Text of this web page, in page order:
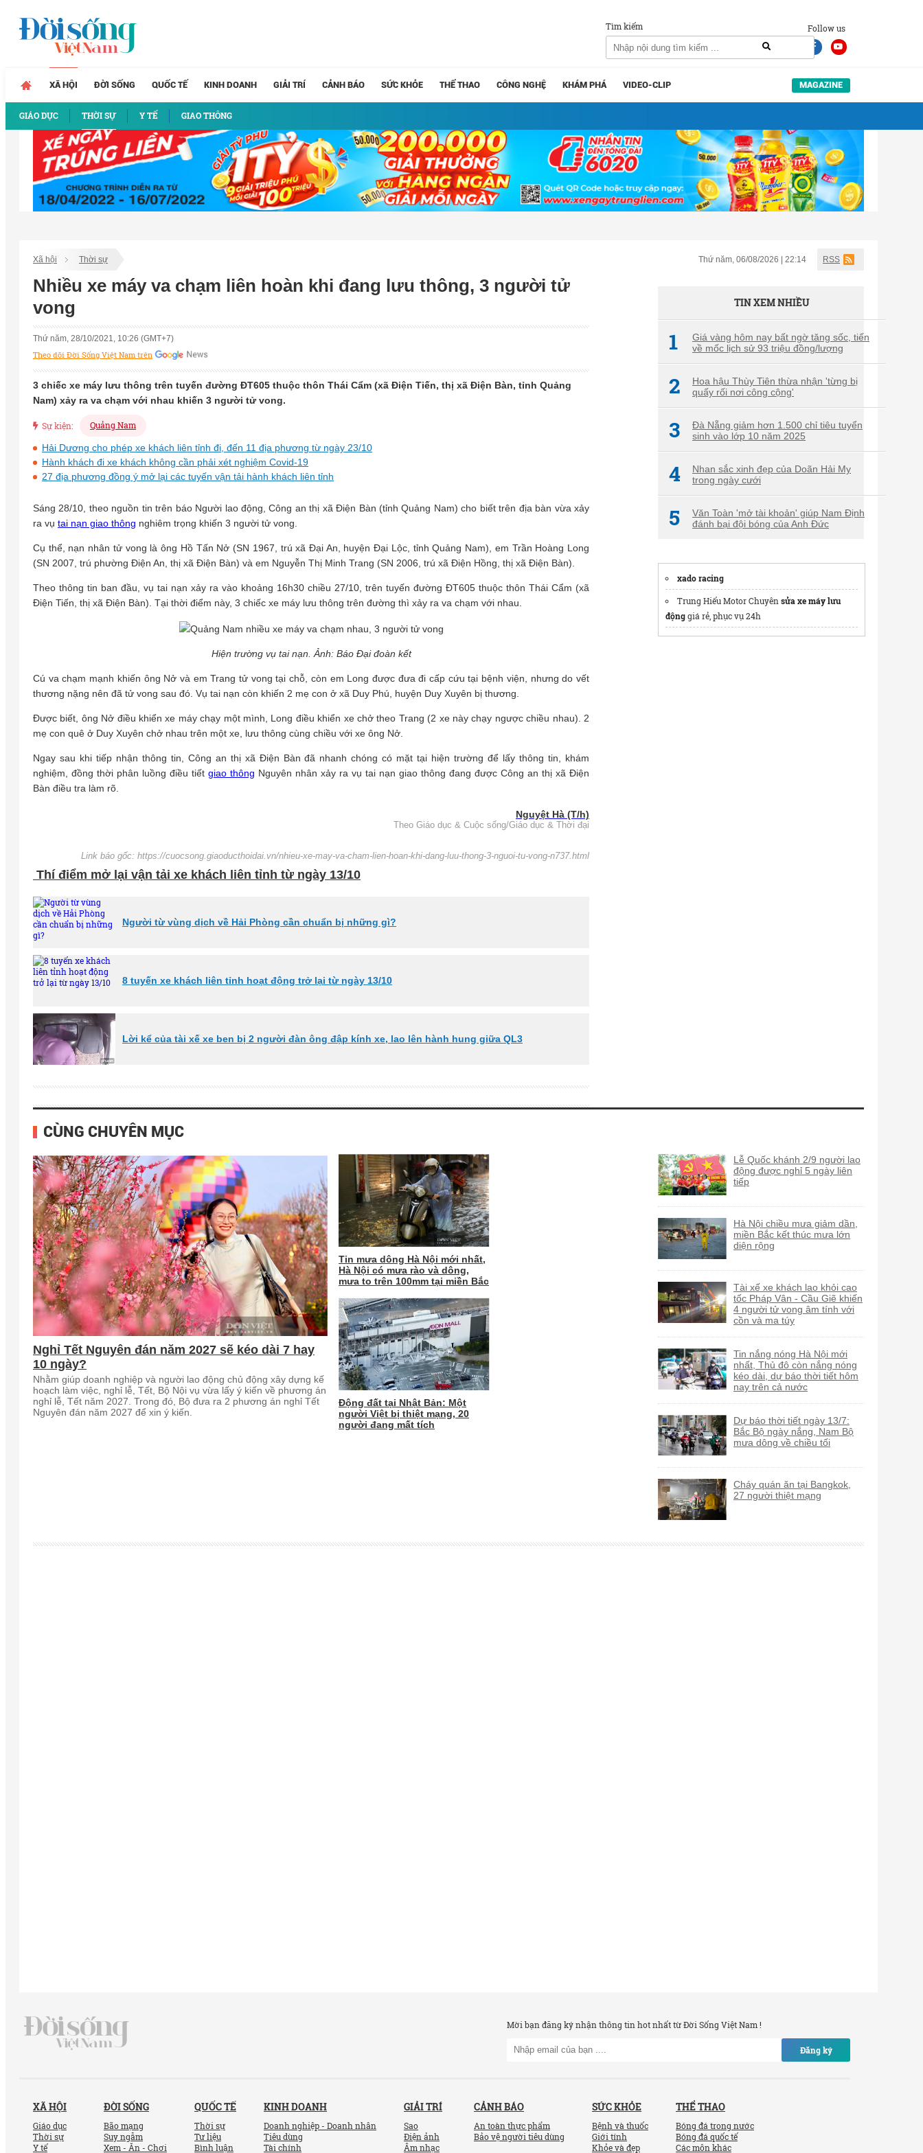
Follow us
Tìm kiếm
XÃ HỘI
GIÁO DỤC THỜI SỰ Y TẾ GIAO THÔNG
ĐỜI SỐNG QUỐC TẾ KINH DOANH GIẢI TRÍ CẢNH BÁO SỨC KHỎE THỂ THAO CÔNG NGHỆ KHÁM PHÁ VIDEO-CLIP MAGAZINE
Xã hội Thời sự Thứ năm, 06/08/2026 | 22:14 RSS
Nhiều xe máy va chạm liên hoàn khi đang lưu thông, 3 người tử
vong
Thứ năm, 28/10/2021, 10:26 (GMT+7)
Theo dõi Đời Sống Việt Nam trên
3 chiếc xe máy lưu thông trên tuyến đường ĐT605 thuộc thôn Thái Cẩm (xã Điện Tiến, thị xã Điện Bàn, tỉnh Quảng
Nam) xảy ra va chạm với nhau khiến 3 người tử vong.
Sự kiện: Quảng Nam
Hải Dương cho phép xe khách liên tỉnh đi, đến 11 địa phương từ ngày 23/10
Hành khách đi xe khách không cần phải xét nghiệm Covid-19
27 địa phương đồng ý mở lại các tuyến vận tải hành khách liên tỉnh
Sáng 28/10, theo nguồn tin trên báo Người lao động, Công an thị xã Điện Bàn (tỉnh Quảng Nam) cho biết trên địa bàn vừa xảy
ra vụ tai nạn giao thông nghiêm trọng khiến 3 người tử vong.
Cụ thể, nạn nhân tử vong là ông Hồ Tấn Nở (SN 1967, trú xã Đại An, huyện Đại Lộc, tỉnh Quảng Nam), em Trần Hoàng Long
(SN 2007, trú phường Điện An, thị xã Điện Bàn) và em Nguyễn Thị Minh Trang (SN 2006, trú xã Điện Hồng, thị xã Điện Bàn).
Theo thông tin ban đầu, vụ tai nạn xảy ra vào khoảng 16h30 chiều 27/10, trên tuyến đường ĐT605 thuộc thôn Thái Cẩm (xã
Điện Tiến, thị xã Điện Bàn). Tại thời điểm này, 3 chiếc xe máy lưu thông trên đường thì xảy ra va chạm với nhau.
Hiện trường vụ tai nạn. Ảnh: Báo Đại đoàn kết
Cú va chạm mạnh khiến ông Nở và em Trang tử vong tại chỗ, còn em Long được đưa đi cấp cứu tại bệnh viện, nhưng do vết
thương nặng nên đã tử vong sau đó. Vụ tai nạn còn khiến 2 mẹ con ở xã Duy Phú, huyện Duy Xuyên bị thương.
Được biết, ông Nở điều khiển xe máy chạy một mình, Long điều khiển xe chở theo Trang (2 xe này chạy ngược chiều nhau). 2
mẹ con quê ở Duy Xuyên chở nhau trên một xe, lưu thông cùng chiều với xe ông Nở.
Ngay sau khi tiếp nhận thông tin, Công an thị xã Điện Bàn đã nhanh chóng có mặt tại hiện trường để lấy thông tin, khám
nghiệm, đồng thời phân luồng điều tiết giao thông Nguyên nhân xảy ra vụ tai nạn giao thông đang được Công an thị xã Điện
Bàn điều tra làm rõ.
Nguyệt Hà (T/h)
Theo Giáo dục & Cuộc sống/Giáo dục & Thời đại
Link báo gốc: https://cuocsong.giaoducthoidai.vn/nhieu-xe-may-va-cham-lien-hoan-khi-dang-luu-thong-3-nguoi-tu-vong-n737.html
Thí điểm mở lại vận tải xe khách liên tỉnh từ ngày 13/10
Người từ vùng dịch về Hải Phòng cần chuẩn bị những gì?
8 tuyến xe khách liên tỉnh hoạt động trở lại từ ngày 13/10
Lời kể của tài xế xe ben bị 2 người đàn ông đập kính xe, lao lên hành hung giữa QL3
TIN XEM NHIỀU
1
Giá vàng hôm nay bất ngờ tăng sốc, tiến
về mốc lịch sử 93 triệu đồng/lượng
2
Hoa hậu Thùy Tiên thừa nhận 'từng bị
quấy rối nơi công cộng'
3
Đà Nẵng giảm hơn 1.500 chỉ tiêu tuyển
sinh vào lớp 10 năm 2025
4
Nhan sắc xinh đẹp của Doãn Hải My
trong ngày cưới
5
Văn Toàn 'mở tài khoản' giúp Nam Định
đánh bại đội bóng của Anh Đức
xado racing
Trung Hiếu Motor Chuyênsửa xe máy lưu
độnggiá rẻ, phục vụ 24h
CÙNG CHUYÊN MỤC
Nghỉ Tết Nguyên đán năm 2027 sẽ kéo dài 7 hay
10 ngày?
Nhằm giúp doanh nghiệp và người lao động chủ động xây dựng kế
hoạch làm việc, nghỉ lễ, Tết, Bộ Nội vụ vừa lấy ý kiến về phương án
nghỉ lễ, Tết năm 2027. Trong đó, Bộ đưa ra 2 phương án nghỉ Tết
Nguyên đán năm 2027 để xin ý kiến.
Tin mưa dông Hà Nội mới nhất,
Hà Nội có mưa rào và dông,
mưa to trên 100mm tại miền Bắc
Động đất tại Nhật Bản: Một
người Việt bị thiệt mạng, 20
người đang mất tích
Lễ Quốc khánh 2/9 người lao
động được nghỉ 5 ngày liên
tiếp
Hà Nội chiều mưa giảm dần,
miền Bắc kết thúc mưa lớn
diện rộng
Tài xế xe khách lao khỏi cao
tốc Pháp Vân - Cầu Giẽ khiến
4 người tử vong âm tính với
cồn và ma túy
Tin nắng nóng Hà Nội mới
nhất, Thủ đô còn nắng nóng
kéo dài, dự báo thời tiết hôm
nay trên cả nước
Dự báo thời tiết ngày 13/7:
Bắc Bộ ngày nắng, Nam Bộ
mưa dông về chiều tối
Cháy quán ăn tại Bangkok,
27 người thiệt mạng
Mời bạn đăng ký nhận thông tin hot nhất từ Đời Sống Việt Nam !
Đăng ký
XÃ HỘI
Giáo dục
Thời sự
Y tế
ĐỜI SỐNG
Bão mạng
Suy ngẫm
Xem - Ăn - Chơi
QUỐC TẾ
Thời sự
Tư liệu
Bình luận
KINH DOANH
Doanh nghiệp - Doanh nhân
Tiêu dùng
Tài chính
GIẢI TRÍ
Sao
Điện ảnh
Âm nhạc
CẢNH BÁO
An toàn thực phẩm
Bảo vệ người tiêu dùng
SỨC KHỎE
Bệnh và thuốc
Giới tính
Khỏe và đẹp
THỂ THAO
Bóng đá trong nước
Bóng đá quốc tế
Các môn khác